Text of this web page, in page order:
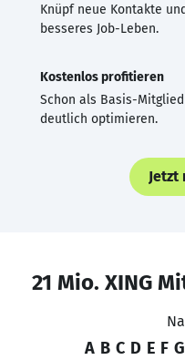
Knüpf neue Kontakte
besseres Job-Leben.
Kostenlos profitieren
Schon als Basis-
deutlich optimieren.
Jetzt
21 Mio. XING
A B C D E F G